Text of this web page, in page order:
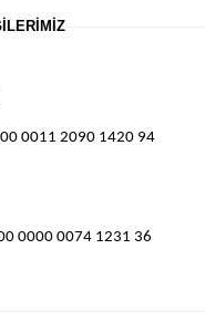
0011 2090 1420 94
0000 0074 1231 36